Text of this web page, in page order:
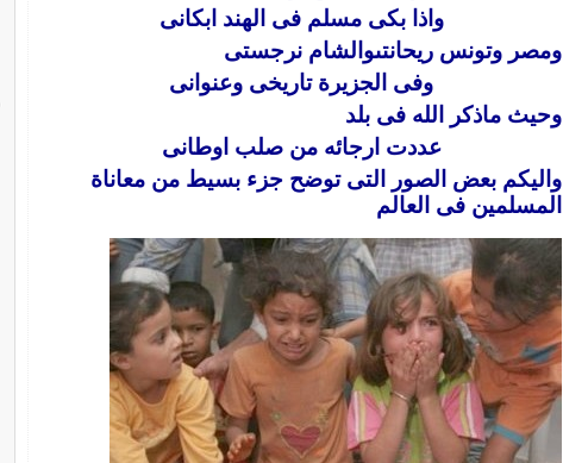
واذا بكى مسلم فى الهند ابكانى
ومصر وتونس ريحانتىوالشام نرجستى
وفى الجزيرة تاريخى وعنوانى
وحيث ماذكر الله فى بلد
عددت ارجائه من صلب اوطانى
واليكم بعض الصور التى توضح جزء بسيط من معاناة
المسلمين فى العالم